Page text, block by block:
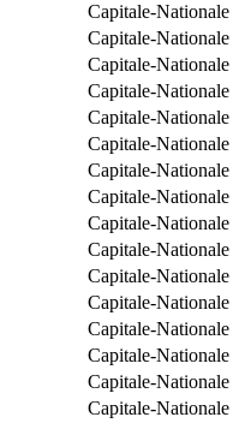
Capitale-Nationale
Capitale-Nationale
Capitale-Nationale
Capitale-Nationale
Capitale-Nationale
Capitale-Nationale
Capitale-Nationale
Capitale-Nationale
Capitale-Nationale
Capitale-Nationale
Capitale-Nationale
Capitale-Nationale
Capitale-Nationale
Capitale-Nationale
Capitale-Nationale
Capitale-Nationale